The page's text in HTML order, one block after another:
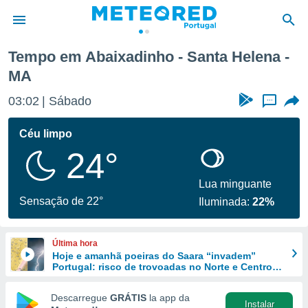
da
foi
para
e
forma
Tempo em Abaixadinho - Santa Helena -
MA
03:02 Sábado ...
Céu limpo
24°
Sensação de 22°
Lua minguante
Iluminada:22%
Última hora
Hoje e amanhã poeiras do Saara “invadem”
Portugal: risco de trovoadas no Norte e Centro
Descarregue GRÁTIS la app da
Instalar